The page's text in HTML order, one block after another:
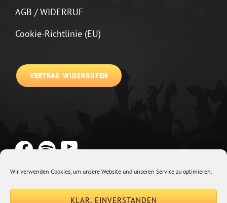
Wir verwenden Cookies, um unsere Website und unseren Service zu optimieren.
KLAR, EINVERSTANDEN
AGB / WIDERRUF
Cookie-Richtlinie (EU)
VERTRAG WIDERRUFEN